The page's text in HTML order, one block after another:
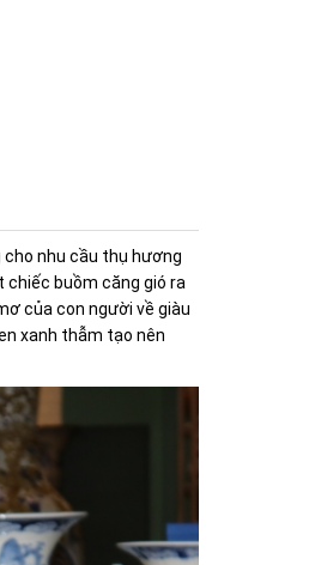
nhu cầu thụ hương
chiếc buồm căng gió ra
của con người về giàu
xanh thẫm tạo nên